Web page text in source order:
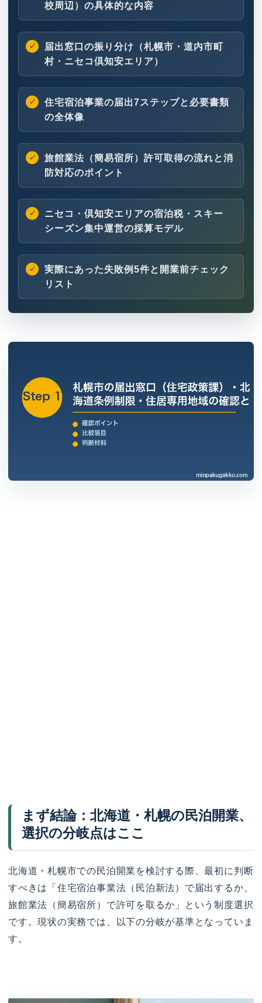
校周辺）の具体的な内容
届出窓口の振り分け（札幌市・道内市町
村・ニセコ倶知安エリア）
住宅宿泊事業の届出7ステップと必要書類
の全体像
旅館業法（簡易宿所）許可取得の流れと消
防対応のポイント
ニセコ・倶知安エリアの宿泊税・スキー
シーズン集中運営の採算モデル
実際にあった失敗例5件と開業前チェック
リスト
まず結論：北海道・札幌の民泊開業、
選択の分岐点はここ
北海道・札幌市での民泊開業を検討する際、最初に判断
すべきは「住宅宿泊事業法（民泊新法）で届出するか、
旅館業法（簡易宿所）で許可を取るか」という制度選択
です。現状の実務では、以下の分岐が基準となっていま
す。